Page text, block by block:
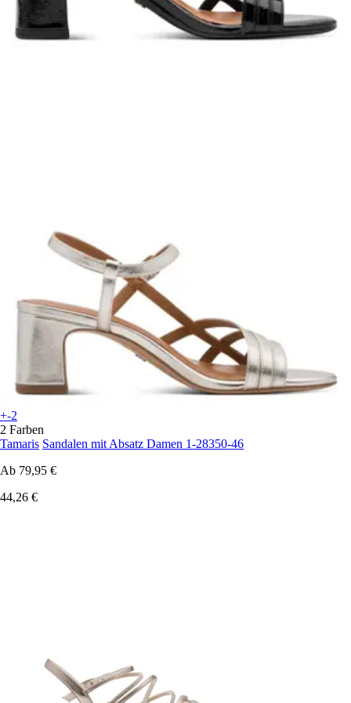
+-2
2 Farben
Tamaris Sandalen mit Absatz Damen 1-28350-46
Ab 79,95 €
44,26 €